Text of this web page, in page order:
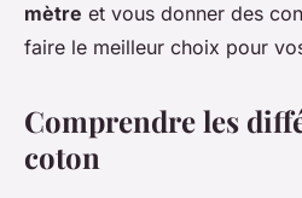
mètre et vous donner des
faire le meilleur choix pour
Comprendre les
coton